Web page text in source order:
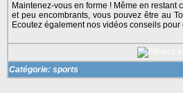
Maintenez-vous en forme ! Même en
et peu encombrants, vous pouvez être au
Ecoutez également nos vidéos conseils
Catégorie: sports